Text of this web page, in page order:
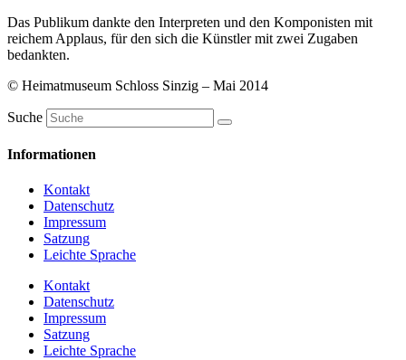
Das Publikum dankte den Interpreten und den Komponisten mit
reichem Applaus, für den sich die Künstler mit zwei Zugaben
bedankten.
© Heimatmuseum Schloss Sinzig – Mai 2014
Suche
Informationen
Kontakt
Datenschutz
Impressum
Satzung
Leichte Sprache
Kontakt
Datenschutz
Impressum
Satzung
Leichte Sprache